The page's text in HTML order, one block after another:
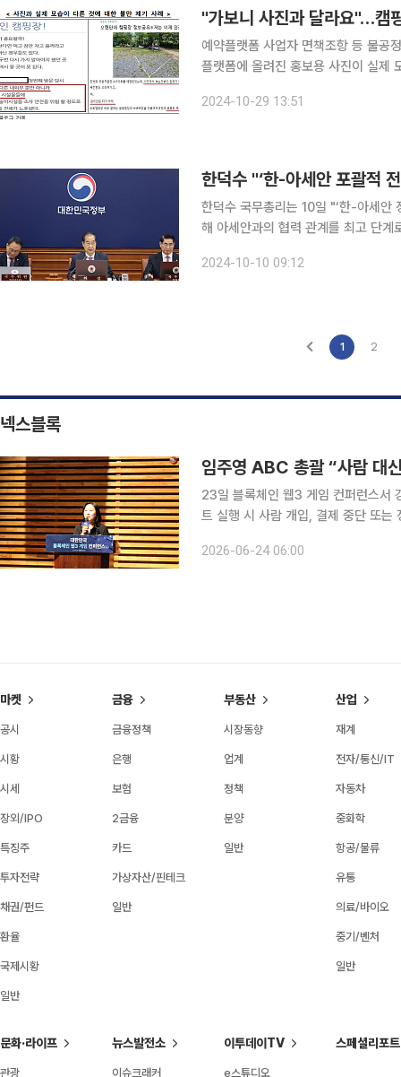
"가보니 사진과 달라요"…캠
예약플랫폼 사업자 면책조항 등 불공정약관 121개 시정 앞으로 소
플랫폼에 올려진 홍보용 사진이 실제 모습과
폼의 이용약관을 심사해 플랫폼 중개
2024-10-29 13:51
한덕수 "‘한-아세안 포괄적
한덕수 국무총리는 10일 "‘한-아세안
해 아세안과의 협력 관계를 최고 단계로 격상한다"고 밝혔다.
문지역으로서, 공급망 등 경제안보 측
2024-10-10 09:12
1 2
넥스블록
임주영 ABC 총괄 “사람 대
23일 블록체인 웹3 게임 컨퍼런스서 강연
트 실행 시 사람 개입, 결제 중단 또는
는 AI 에이전트에 의해 일어날 것이라
2026-06-24 06:00
마켓
공시
시황
시세
장외/IPO
특징주
투자전략
채권/펀드
환율
국제시황
일반
금융
금융정책
은행
보험
2금융
카드
가상자산/핀테크
일반
부동산
시장동향
업계
정책
분양
일반
산업
재계
전자/통신/IT
자동차
중화학
항공/물류
유통
의료/바이오
중기/벤처
일반
문화·라이프
관광
뉴스발전소
이슈크래커
이투데이TV
e스튜디오
스페셜리포트